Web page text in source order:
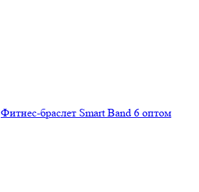
Фитнес-браслет Smart Band 6 оптом